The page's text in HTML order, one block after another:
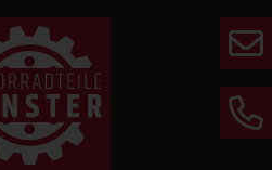
Mail